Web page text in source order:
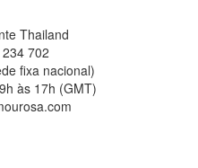
Thailand
702
fixa nacional)
às 17h (GMT)